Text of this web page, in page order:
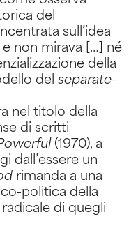
del
sull’idea
non mirava […] né
della
del separate-
nel titolo della
di scritti
(1970), a
dall’essere un
rimanda a una
politica della
di quegli